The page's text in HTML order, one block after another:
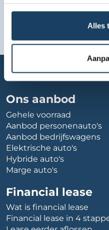
Alles
Ons aanbod
Gehele voorraad
Aanbod personenauto's
Aanbod bedrijfswagens
Elektrische auto's
Hybride auto's
Marge auto's
Financial lease
Wat is financial lease
Financial lease in 4